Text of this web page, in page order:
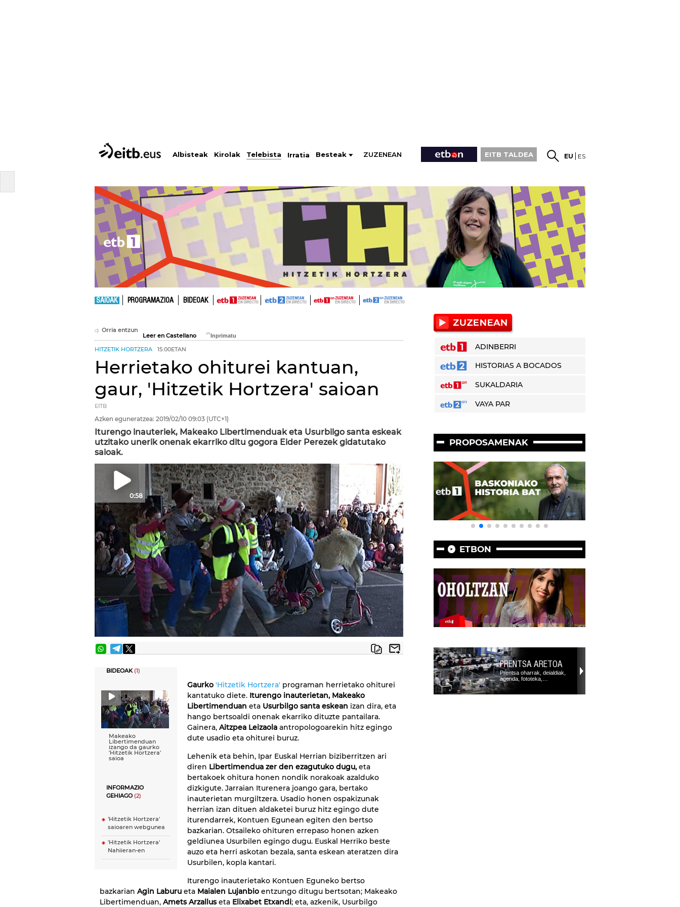
Albisteak Kirolak Telebista Irratia Besteak ZUZENEAN EITB TALDEA EU ES
SAIOAK PROGRAMAZIOA BIDEOAK
Orria entzun
Leer en Castellano
HITZETIK HORTZERA 15:00ETAN
Herrietako ohiturei kantuan,
gaur, 'Hitzetik Hortzera' saioan
EITB
Azken eguneratzea: 2019/02/10 09:03 (UTC+1)
Iturengo inauteriek, Makeako Libertimenduak eta Usurbilgo santa eskeak
utzitako unerik onenak ekarriko ditu gogora Eider Perezek gidatutako
saioak.
0:58
BIDEOAK(1)
Makeako
Libertimenduan
izango da gaurko
'Hitzetik Hortzera'
saioa
INFORMAZIO
GEHIAGO(2)
'Hitzetik Hortzera'
saioaren webgunea
'Hitzetik Hortzera'
Nahiieran-en
Gaurko 'Hitzetik Hortzera' programan herrietako ohiturei
kantatuko diete. Iturengo inauterietan, Makeako
Libertimenduan eta Usurbilgo santa eskean izan dira, eta
hango bertsoaldi onenak ekarriko dituzte pantailara.
Gainera, Aitzpea Leizaola antropologoarekin hitz egingo
dute usadio eta ohiturei buruz.
Lehenik eta behin, Ipar Euskal Herrian biziberritzen ari
diren Libertimendua zer den ezagutuko dugu, eta
bertakoek ohitura honen nondik norakoak azalduko
dizkigute. Jarraian Iturenera joango gara, bertako
inauterietan murgiltzera. Usadio honen ospakizunak
herrian izan dituen aldaketei buruz hitz egingo dute
iturendarrek, Kontuen Egunean egiten den bertso
bazkarian. Otsaileko ohituren errepaso honen azken
geldiunea Usurbilen egingo dugu. Euskal Herriko beste
auzo eta herri askotan bezala, santa eskean ateratzen dira
Usurbilen, kopla kantari.
Iturengo inauterietako Kontuen Eguneko bertso
bazkarian Agin Laburu eta Maialen Lujanbio entzungo ditugu bertsotan; Makeako
Libertimenduan, Amets Arzalluseta Elixabet Etxandi; eta, azkenik, Usurbilgo
ADINBERRI
HISTORIAS A BOCADOS
SUKALDARIA
VAYA PAR
PROPOSAMENAK
ETBON
PRENTSA ARETOA
Prentsa oharrak, deialdiak,
agenda, fototeka,…